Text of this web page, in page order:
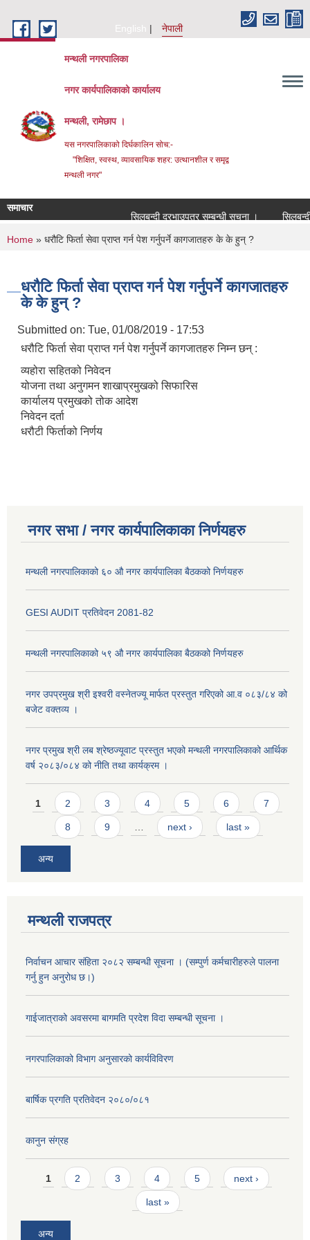
English
नेपाली
मन्थली नगरपालिका
नगर कार्यपालिकाको कार्यालय
मन्थली, रामेछाप ।
यस नगरपालिकाको दिर्घकालिन सोच:-
"शिक्षित, स्वस्थ, व्यावसायिक शहर: उत्थानशील र समृद्व
मन्थली नगर"
समाचार
सिलबन्दी दरभाउपत्र सम्बन्धी सूचना ।
सिलबन्दी
You are here
Home » धरौटि फिर्ता सेवा प्राप्त गर्न पेश गर्नुपर्ने कागजातहरु के के हुन् ?
धरौटि फिर्ता सेवा प्राप्त गर्न पेश गर्नुपर्ने कागजातहरु
के के हुन् ?
Submitted on: Tue, 01/08/2019 - 17:53
धरौटि फिर्ता सेवा प्राप्त गर्न पेश गर्नुपर्ने कागजातहरु निम्न छन् :
व्यहोरा सहितको निवेदन
योजना तथा अनुगमन शाखाप्रमुखको सिफारिस
कार्यालय प्रमुखको तोक आदेश
निवेदन दर्ता
धरौटी फिर्ताको निर्णय
नगर सभा / नगर कार्यपालिकाका निर्णयहरु
मन्थली नगरपालिकाको ६० औ नगर कार्यपालिका बैठकको निर्णयहरु
GESI AUDIT प्रतिवेदन 2081-82
मन्थली नगरपालिकाको ५९ औ नगर कार्यपालिका बैठकको निर्णयहरु
नगर उपप्रमुख श्री इश्वरी वस्नेतज्यू मार्फत प्रस्तुत गरिएको आ.व ०८३/८४ को
बजेट वक्तव्य ।
नगर प्रमुख श्री लब श्रेष्ठज्यूवाट प्रस्तुत भएको मन्थली नगरपालिकाको आर्थिक
वर्ष २०८३/०८४ को नीति तथा कार्यक्रम ।
Pages
1 2 3 4 5 6 7
8 9 next › last »
अन्य
मन्थली राजपत्र
निर्वाचन आचार संहिता २०८२ सम्बन्धी सूचना । (सम्पुर्ण कर्मचारीहरुले पालना
गर्नु हुन अनुरोध छ।)
गाईजात्राको अवसरमा बागमति प्रदेश विदा सम्बन्धी सूचना ।
नगरपालिकाको विभाग अनुसारको कार्यविविरण
बार्षिक प्रगति प्रतिवेदन २०८०/०८१
कानुन संग्रह
Pages
1 2 3 4 5 next ›
last »
अन्य